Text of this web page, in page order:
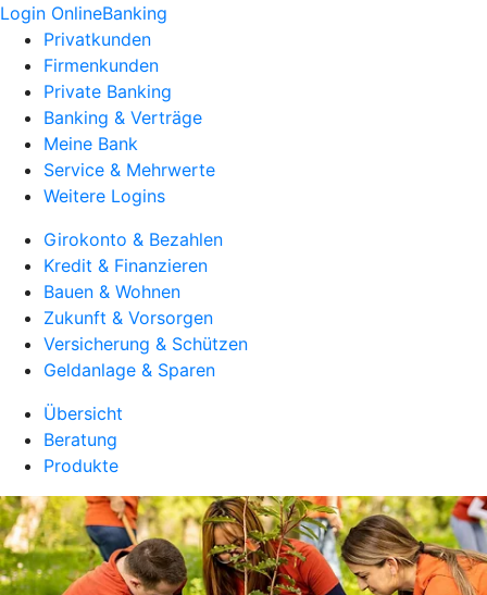
Login OnlineBanking
Privatkunden
Firmenkunden
Private Banking
Banking & Verträge
Meine Bank
Service & Mehrwerte
Weitere Logins
Girokonto & Bezahlen
Kredit & Finanzieren
Bauen & Wohnen
Zukunft & Vorsorgen
Versicherung & Schützen
Geldanlage & Sparen
Übersicht
Beratung
Produkte